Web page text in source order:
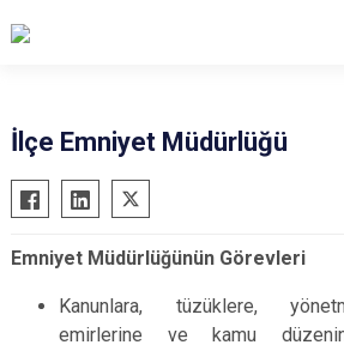
Akıncılar
Altınyayla
Divriği
Doğanşar
Gemerek
Şarkışla
Suşehri
İlçe Emniyet Müdürlüğü
Emniyet Müdürlüğünün Görevleri
Kanunlara, tüzüklere,
emirlerine ve kamu